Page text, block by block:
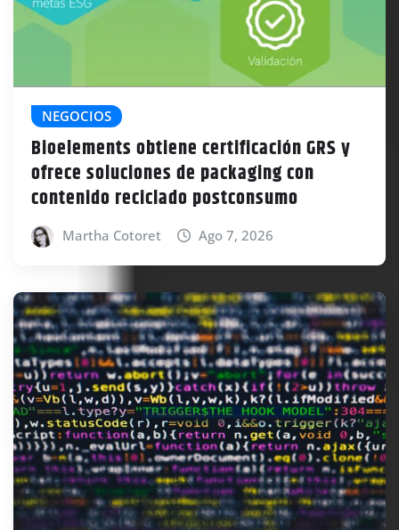
NEGOCIOS
Bioelements obtiene certificación GRS y
ofrece soluciones de packaging con
contenido reciclado postconsumo
Martha Cotoret Ago 7, 2026